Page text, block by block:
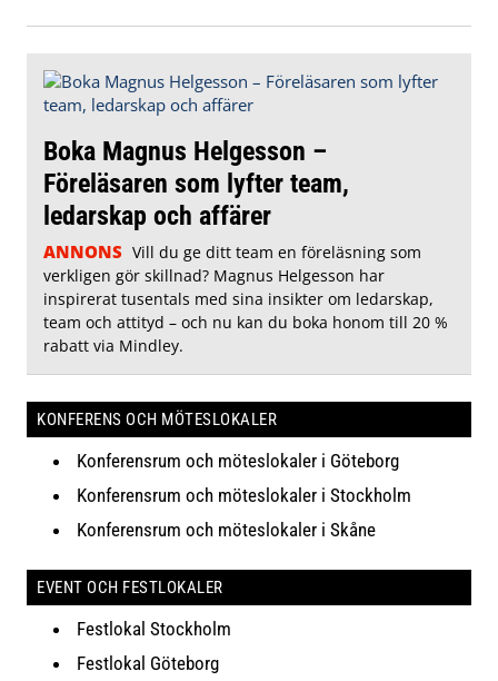
Boka Magnus Helgesson –
Föreläsaren som lyfter team,
ledarskap och affärer
ANNONS Vill du ge ditt team en föreläsning som
verkligen gör skillnad? Magnus Helgesson har
inspirerat tusentals med sina insikter om ledarskap,
team och attityd – och nu kan du boka honom till 20 %
rabatt via Mindley.
KONFERENS OCH MÖTESLOKALER
Konferensrum och möteslokaler i Göteborg
Konferensrum och möteslokaler i Stockholm
Konferensrum och möteslokaler i Skåne
EVENT OCH FESTLOKALER
Festlokal Stockholm
Festlokal Göteborg